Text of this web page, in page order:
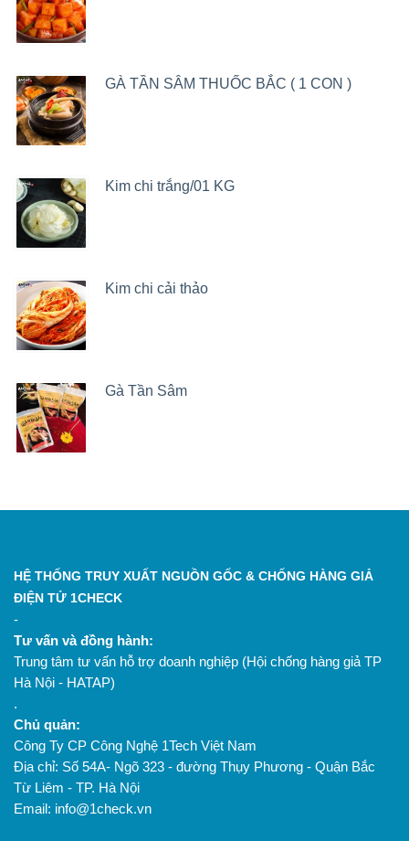
GÀ TẦN SÂM THUỐC BẮC ( 1 CON )
Kim chi trắng/01 KG
Kim chi cải thảo
Gà Tần Sâm
HỆ THỐNG TRUY XUẤT NGUỒN GỐC & CHỐNG HÀNG GIẢ
ĐIỆN TỬ 1CHECK
-
Tư vấn và đồng hành:
Trung tâm tư vấn hỗ trợ doanh nghiệp (Hội chống hàng giả TP
Hà Nội - HATAP)
.
Chủ quản:
Công Ty CP Công Nghệ 1Tech Việt Nam
Địa chỉ: Số 54A- Ngõ 323 - đường Thụy Phương - Quận Bắc
Từ Liêm - TP. Hà Nội
Email: info@1check.vn